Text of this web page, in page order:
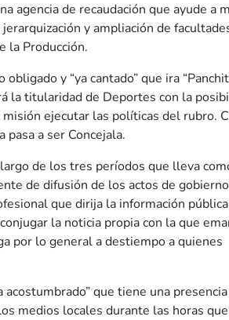
agencia de recaudación que ayude a
y ampliación de
la Producción.
y “ya cantado” que ira
la titularidad de Deportes con la
ejecutar las políticas del rubro.
a ser Concejala.
de los tres períodos que lleva
de difusión de los actos de
que dirija la información
la noticia propia con la que
por lo general a destiempo a quienes
que tiene una presencia
medios locales durante las horas